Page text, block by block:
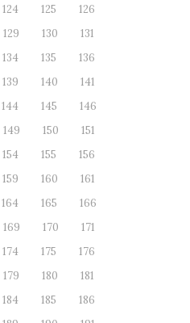
124 125
126
129 130
131
134 135
136
139 140
141
144 145
146
149 150
151
154 155
156
159 160
161
164 165
166
169 170
171
174 175
176
179 180
181
184 185
186